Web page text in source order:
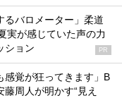
るバロメーター」柔道
実が感じていた声の力
ション
PR
感覚が狂ってきます」B
周人が明かす“見え